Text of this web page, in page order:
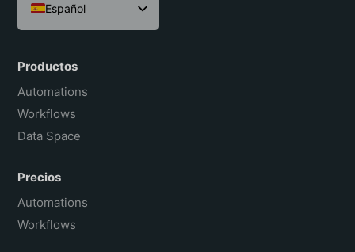
Español
English
Português do Brasil
Français
Productos
Automations
Workflows
Data Space
Precios
Automations
Workflows